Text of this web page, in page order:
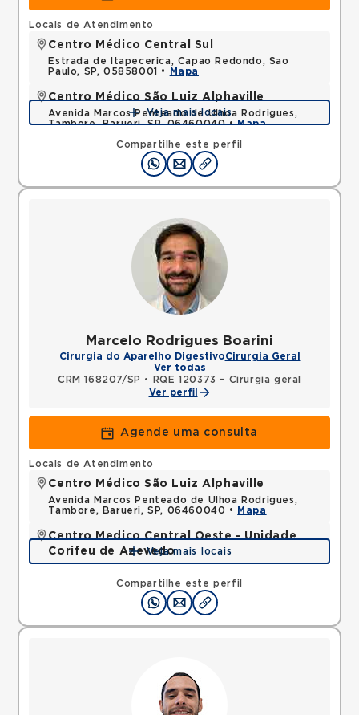
Compartilhe este perfil
Locais de Atendimento
Centro Médico Central Sul
Estrada de Itapecerica, Capao Redondo, Sao
Paulo, SP, 05858001 •
Mapa
Centro Médico São Luiz Alphaville
Avenida Marcos Penteado de Ulhoa Rodrigues,
Tambore, Barueri, SP, 06460040 •Mapa
Veja mais locais
Marcelo Rodrigues Boarini
Cirurgia do Aparelho DigestivoCirurgia Geral
Ver todas
CRM 168207/SP •
RQE 120373 - Cirurgia geral
Ver perfil
Agende uma consulta
Compartilhe este perfil
Locais de Atendimento
Centro Médico São Luiz Alphaville
Avenida Marcos Penteado de Ulhoa Rodrigues,
Tambore, Barueri, SP, 06460040 •
Mapa
Centro Medico Central Oeste - Unidade
Corifeu de Azevedo
Avenida Corifeu de Azevedo Marques, Centro,
Carapicuiba, SP, 06320090 •
Mapa
Veja mais locais